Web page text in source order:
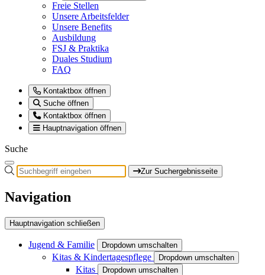
Freie Stellen
Unsere Arbeitsfelder
Unsere Benefits
Ausbildung
FSJ & Praktika
Duales Studium
FAQ
Kontaktbox öffnen
Suche öffnen
Kontaktbox öffnen
Hauptnavigation öffnen
Suche
Zur Suchergebnisseite
Navigation
Hauptnavigation schließen
Jugend & Familie Dropdown umschalten
Kitas & Kindertagespflege Dropdown umschalten
Kitas Dropdown umschalten